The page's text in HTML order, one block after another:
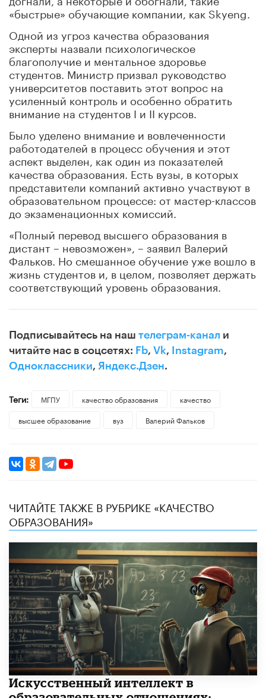
«быстрые» обучающие компании, как Skyeng.
Одной из угроз качества образования
эксперты назвали психологическое
благополучие и ментальное здоровье
студентов. Министр призвал руководство
университетов поставить этот вопрос на
усиленный контроль и особенно обратить
внимание на студентов I и II курсов.
Было уделено внимание и вовлеченности
работодателей в процесс обучения и этот
аспект выделен, как один из показателей
качества образования. Есть вузы, в которых
представители компаний активно участвуют в
образовательном процессе: от мастер-классов
до экзаменационных комиссий.
«Полный перевод высшего образования в
дистант – невозможен», – заявил Валерий
Фальков. Но смешанное обучение уже вошло в
жизнь студентов и, в целом, позволяет держать
соответствующий уровень образования.
Подписывайтесь на наш телеграм-канал и
читайте нас в соцсетях: Fb, Vk, Instagram,
Одноклассники, Яндекс.Дзен.
Теги: МГПУ качество образования
качество
высшее образование
вуз Валерий Фальков
ЧИТАЙТЕ ТАКЖЕ В РУБРИКЕ «КАЧЕСТВО
ОБРАЗОВАНИЯ»
​Искусственный интеллект в